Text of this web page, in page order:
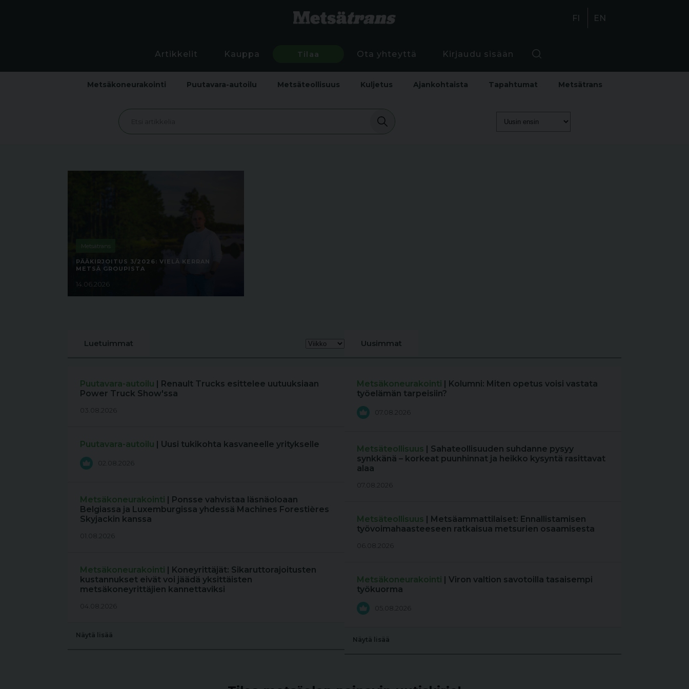
FI EN
Artikkelit Kauppa Tilaa Ota yhteyttä Kirjaudu sisään
Metsäkoneurakointi Puutavara-autoilu Metsäteollisuus Kuljetus Ajankohtaista Tapahtumat Metsätrans
Metsätrans
PÄÄKIRJOITUS 3/2026: VIELÄ KERRAN
METSÄ GROUPISTA
14.06.2026
Luetuimmat
Puutavara-autoilu | Renault Trucks esittelee uutuuksiaan
Power Truck Show'ssa
03.08.2026
Puutavara-autoilu | Uusi tukikohta kasvaneelle yritykselle
02.08.2026
Metsäkoneurakointi | Ponsse vahvistaa läsnäoloaan
Belgiassa ja Luxemburgissa yhdessä Machines Forestières
Skyjackin kanssa
01.08.2026
Metsäkoneurakointi | Koneyrittäjät: Sikaruttorajoitusten
kustannukset eivät voi jäädä yksittäisten
metsäkoneyrittäjien kannettaviksi
04.08.2026
Näytä lisää
Uusimmat
Metsäkoneurakointi | Kolumni: Miten opetus voisi vastata
työelämän tarpeisiin?
07.08.2026
Metsäteollisuus | Sahateollisuuden suhdanne pysyy
synkkänä – korkeat puunhinnat ja heikko kysyntä rasittavat
alaa
07.08.2026
Metsäteollisuus | Metsäammattilaiset: Ennallistamisen
työvoimahaasteeseen ratkaisua metsurien osaamisesta
06.08.2026
Metsäkoneurakointi | Viron valtion savotoilla tasaisempi
työkuorma
05.08.2026
Näytä lisää